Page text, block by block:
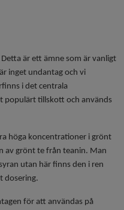
är ett ämne som är vanligt
inget undantag och vi
i det centrala
populärt tillskott och används
höga koncentrationer i grönt
av grönt te från teanin. Man
utan här finns den i ren
dosering.
för att användas på